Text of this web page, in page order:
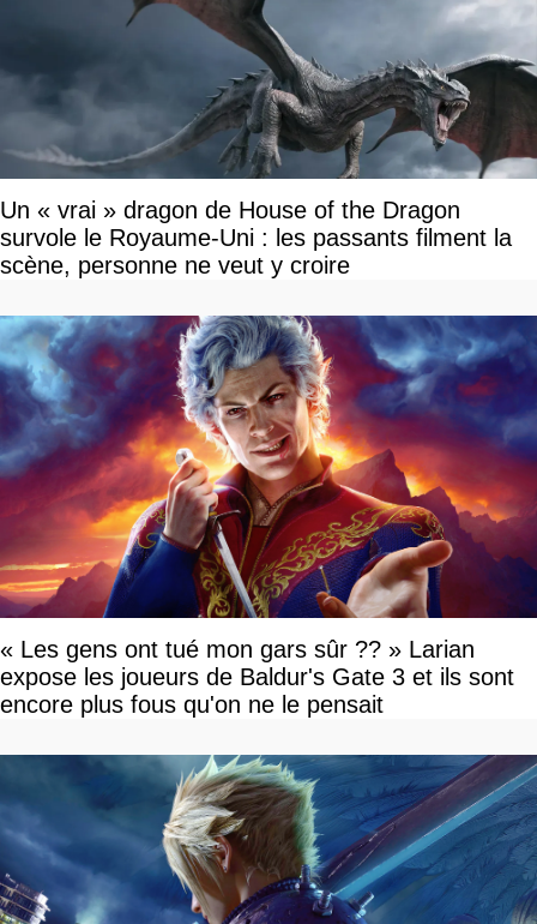
Un « vrai » dragon de House of the Dragon
survole le Royaume-Uni : les passants filment la
scène, personne ne veut y croire
« Les gens ont tué mon gars sûr ?? » Larian
expose les joueurs de Baldur's Gate 3 et ils sont
encore plus fous qu'on ne le pensait